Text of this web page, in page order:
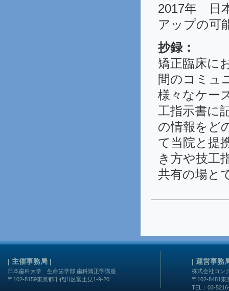
2017年 日
アップの
抄録：
矯正臨床に
間のコミュ
様々なケー
工指示書に
の情報をど
て当院と提
き方や技工
共有の場と
| 主催事務局 |
日本歯科大学 生命歯学部 歯科矯正学講座
〒102-8159東京都千代田区富士見1-9-20
| 運営事務
株式会社コン
〒102-8481東
TEL：03-